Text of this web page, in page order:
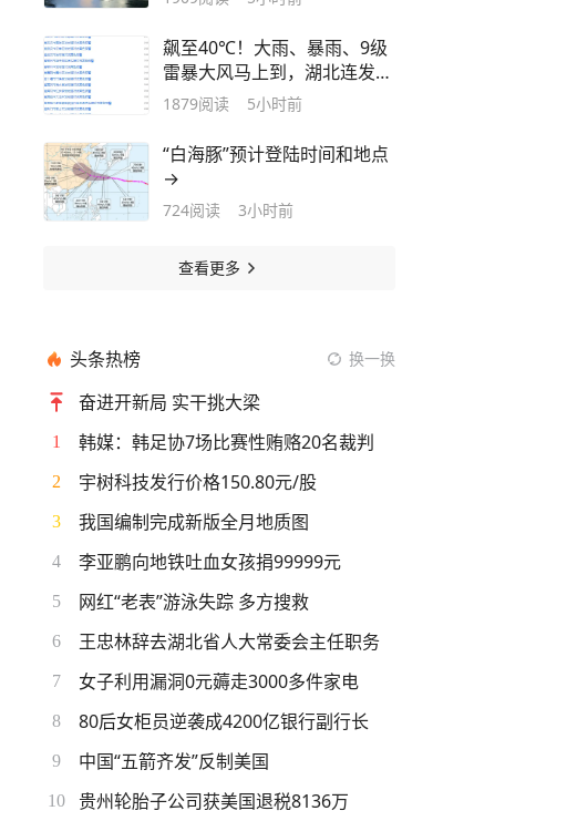
飙至40℃！大雨、暴雨、9级
雷暴大风马上到，湖北连发预
警
1879阅读 5小时前
“白海豚”预计登陆时间和地点
→
724阅读 3小时前
查看更多
头条热榜 换一换
奋进开新局 实干挑大梁
1 韩媒：韩足协7场比赛性贿赂20名裁判
2 宇树科技发行价格150.80元/股
3 我国编制完成新版全月地质图
4 李亚鹏向地铁吐血女孩捐99999元
5 网红“老表”游泳失踪 多方搜救
6 王忠林辞去湖北省人大常委会主任职务
7 女子利用漏洞0元薅走3000多件家电
8 80后女柜员逆袭成4200亿银行副行长
9 中国“五箭齐发”反制美国
10 贵州轮胎子公司获美国退税8136万